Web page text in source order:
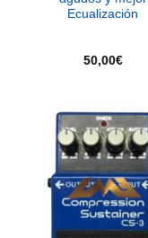
Ecualización
50,00€